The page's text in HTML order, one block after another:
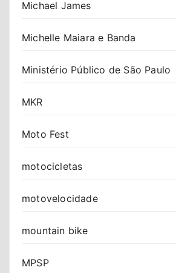
Michael James
Michelle Maiara e Banda
Ministério Público de São Paulo
MKR
Moto Fest
motocicletas
motovelocidade
mountain bike
MPSP